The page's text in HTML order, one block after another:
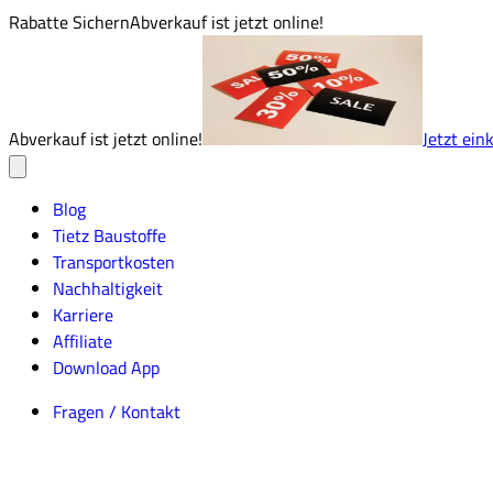
Rabatte SichernAbverkauf ist jetzt online!
Abverkauf ist jetzt online! Jetzt
Blog
Tietz Baustoffe
Transportkosten
Nachhaltigkeit
Karriere
Affiliate
Download App
Fragen / Kontakt